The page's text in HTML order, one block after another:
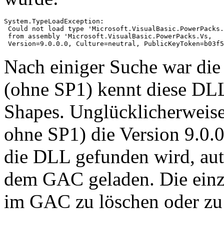
System.TypeLoadException:
Could not load type
from assembly 'Microsoft.VisualBasic.PowerPacks.Vs,
Version=9.0.0.0, Culture=neutral,
Nach einiger Suche war
(ohne SP1) kennt diese
Shapes.
ohne SP1) die Version
die DLL gefunden wird,
dem GAC geladen. Die
im GAC zu löschen oder